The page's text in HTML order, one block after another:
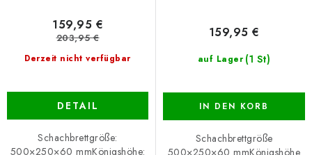
Derzeit nicht verfügbar
159,95 €
203,95 €
DETAIL
Schachbrettgröße:
500×250×60 mmKönigshöhe:
auf Lager (1 St)
159,95 €
IN DEN KORB
Schachbrettgröße
500×250×60 mmKönigshöhe